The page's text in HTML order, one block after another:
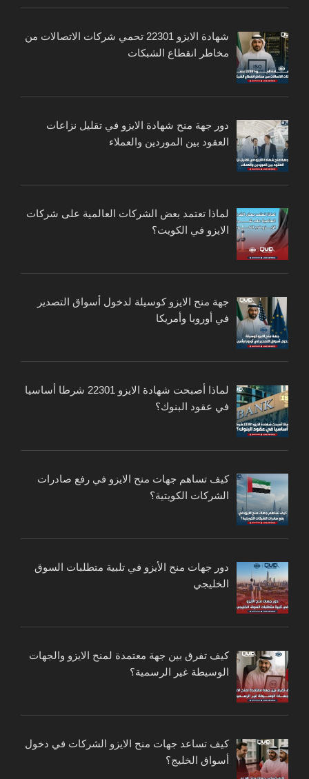
شهادة الايزو 22301 تحمي شركات الاتصالات من
مخاطر انقطاع الشبكات
دور جهة منح شهادة الايزو في تقليل نزاعات
العقود بين الموردين والعملاء
لماذا تعتمد بعض الشركات العالمية على شركات
الايزو في الكويت؟
جهة منح الايزو كوسيلة لدخول أسواق التصدير
في أوروبا وأمريكا
لماذا أصبحت شهادة الايزو 22301 شرطا أساسيا
في عقود البنوك؟
كيف تساهم جهات منح الايزو في رفع صادرات
الشركات الكويتية؟
دور جهات منح الأيزو في تلبية متطلبات السوق
الخليجي
كيف تفرق بين جهة معتمدة لمنح الايزو والجهات
الوسيطة غير الرسمية؟
كيف تساعد جهات منح الايزو الشركات في دخول
أسواق الخليج؟